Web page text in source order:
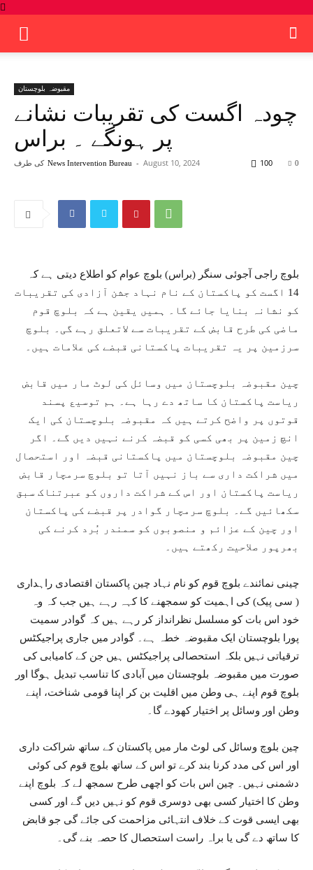
مقبوضہ بلوچستان
چودہ اگست کی تقریبات نشانے
پر ہونگے ۔ براس
کی طرف News Intervention Bureau - August 10, 2024 0
100
14 اگست کو پاکستان کے نام نہاد جشن آزادی کی تقریبات
کو نشانہ بنایا جائے گا۔ ہمیں یقین ہے کہ بلوچ قوم
ماضی کی طرح قابض کے تقریبات سے لاتعلق رہے گی۔ بلوچ
سرزمین پر یہ تقریبات پاکستانی قبضے کی علامات ہیں۔
چین مقبوضہ بلوچستان میں وسائل کی لوٹ مار میں قابض
ریاست پاکستان کا ساتھ دے رہا ہے۔ ہم توسیع پسند
قوتوں پر واضح کرتے ہیں کہ مقبوضہ بلوچستان کی ایک
انچ زمین پر بھی کسی کو قبضہ کرنے نہیں دیں گے۔ اگر
چین مقبوضہ بلوچستان میں پاکستانی قبضہ اور استحصال
میں شراکت داری سے باز نہیں آتا تو بلوچ سرمچار قابض
ریاست پاکستان اور اس کے شراکت داروں کو عبرتناک سبق
سکھائیں گے۔ بلوچ سرمچار گوادر پر قبضے کی پاکستان
اور چین کے عزائم و منصوبوں کو سمندر بُرد کرنے کی
بھرپور صلاحیت رکھتے ہیں۔
چینی نمائندے بلوچ قوم کو نام نہاد چین پاکستان اقتصادی راہداری
( سی پیک) کی اہمیت کو سمجھنے کا کہہ رہے ہیں جب کہ وہ
خود اس بات کو مسلسل نظرانداز کر رہے ہیں کہ گوادر سمیت
پورا بلوچستان ایک مقبوضہ خطہ ہے۔ گوادر میں جاری پراجیکٹس
ترقیاتی نہیں بلکہ استحصالی پراجیکٹس ہیں جن کے کامیابی کی
صورت میں مقبوضہ بلوچستان میں آبادی کا تناسب تبدیل ہوگا اور
بلوچ قوم اپنے ہی وطن میں اقلیت بن کر اپنا قومی شناخت، اپنے
وطن اور وسائل پر اختیار کھودے گا۔
چین بلوچ وسائل کی لوٹ مار میں پاکستان کے ساتھ شراکت داری
اور اس کی مدد کرنا بند کرے تو اس کے ساتھ بلوچ قوم کی کوئی
دشمنی نہیں۔ چین اس بات کو اچھی طرح سمجھ لے کہ بلوچ اپنے
وطن کا اختیار کسی بھی دوسری قوم کو نہیں دیں گے اور کسی
بھی ایسی قوت کے خلاف انتہائی مزاحمت کی جائے گی جو قابض
کا ساتھ دے گی یا براہ راست استحصال کا حصہ بنے گی۔